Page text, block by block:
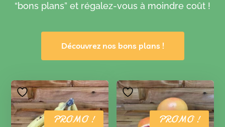
“bons plans” et régalez-vous à moindre coût !
Découvrez nos bons plans !
PROMO ! PROMO !